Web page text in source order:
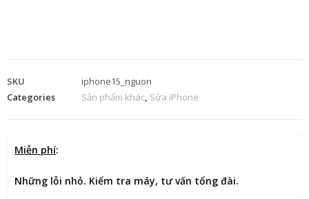
SKU
iphone15_nguon
Categories
Sản phẩm khác, Sửa iPhone
Miễn phí:
Những lỗi nhỏ. Kiểm tra máy, tư vấn tổng đài.